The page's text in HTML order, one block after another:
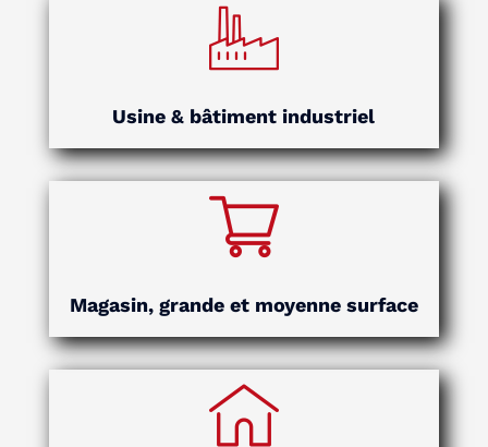
Usine & bâtiment industriel
Magasin, grande et moyenne surface